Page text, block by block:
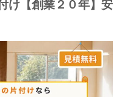
け【創業２０年】安